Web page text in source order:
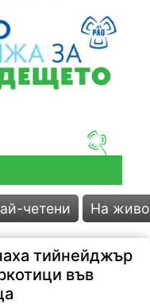
четени На живо
тийнейджър
във